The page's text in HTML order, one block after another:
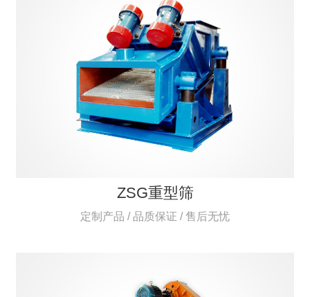
ZSG重型筛
定制产品 / 品质保证 / 售后无忧